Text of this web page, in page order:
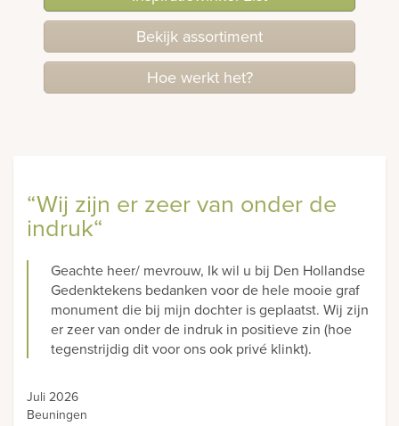
Bekijk assortiment
Hoe werkt het?
“Wij zijn er zeer van onder de
indruk“
Geachte heer/ mevrouw, Ik wil u bij Den Hollandse
Gedenktekens bedanken voor de hele mooie graf
monument die bij mijn dochter is geplaatst. Wij zijn
er zeer van onder de indruk in positieve zin (hoe
tegenstrijdig dit voor ons ook privé klinkt).
Juli 2026
Beuningen